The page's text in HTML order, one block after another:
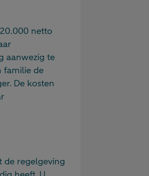
netto
aanwezig te
familie de
De kosten
de regelgeving